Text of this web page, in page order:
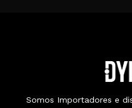
Somos Importadores e